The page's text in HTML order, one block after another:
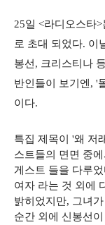
25일 <라디오스타
로 초대 되었다. 이
봉선, 크리스티나
반인들이 보기엔, '
이다.
특집 제목이 '왜 저
스트들의 면면 중
게스트 들을 다루
여자 라는 것 외에
밝히었지만, 그녀
순간 외에 신봉선